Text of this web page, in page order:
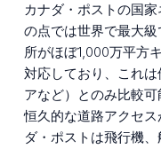
カナダ・ポストの国
の点では世界で最大
所がほぼ1,000万平方
対応しており、これ
アなど）とのみ比較可
恒久的な道路アクセ
ダ・ポストは飛行機